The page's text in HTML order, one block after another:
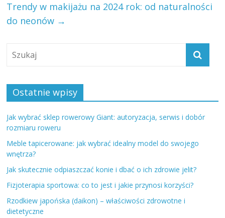
Trendy w makijażu na 2024 rok: od naturalności
do neonów →
Ostatnie wpisy
Jak wybrać sklep rowerowy Giant: autoryzacja, serwis i dobór
rozmiaru roweru
Meble tapicerowane: jak wybrać idealny model do swojego
wnętrza?
Jak skutecznie odpiaszczać konie i dbać o ich zdrowie jelit?
Fizjoterapia sportowa: co to jest i jakie przynosi korzyści?
Rzodkiew japońska (daikon) – właściwości zdrowotne i
dietetyczne